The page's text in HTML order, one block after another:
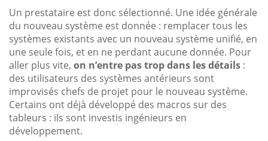
Un prestataire est donc sélectionné. Une idée générale
du nouveau système est donnée : remplacer tous les
systèmes existants avec un nouveau système unifié, en
une seule fois, et en ne perdant aucune donnée. Pour
aller plus vite, on n’entre pas trop dans les détails :
des utilisateurs des systèmes antérieurs sont
improvisés chefs de projet pour le nouveau système.
Certains ont déjà développé des macros sur des
tableurs : ils sont investis ingénieurs en
développement.